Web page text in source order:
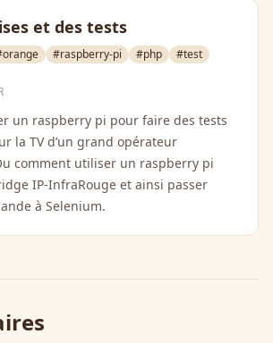
et des tests
#raspberry-pi #php
#test
un raspberry pi pour faire des tests
la TV d’un grand opérateur
comment utiliser un raspberry pi
IP-InfraRouge et ainsi passer
à Selenium.